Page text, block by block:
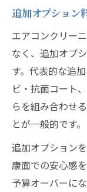
追加オプション
エアコンクリー
なく、追加オプ
す。代表的な追
ビ・抗菌コート
らを組み合わせ
とが一般的です。
追加オプション
康面での安心感
予算オーバーに